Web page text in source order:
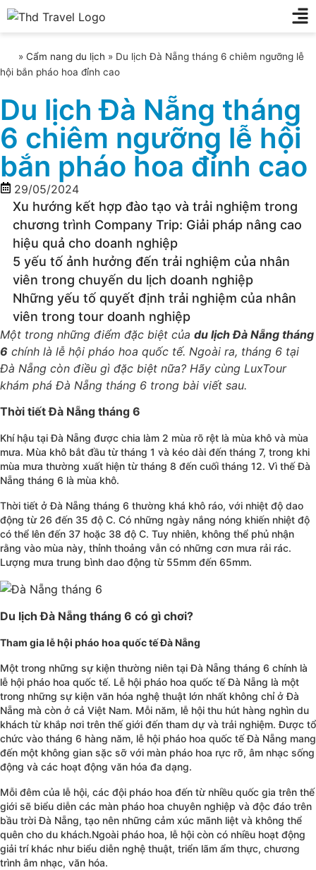
» Cẩm nang du lịch » Du lịch Đà Nẵng tháng 6 chiêm ngưỡng lễ
hội bắn pháo hoa đỉnh cao
Du lịch Đà Nẵng tháng
6 chiêm ngưỡng lễ hội
bắn pháo hoa đỉnh cao
29/05/2024
Xu hướng kết hợp đào tạo và trải nghiệm trong
chương trình Company Trip: Giải pháp nâng cao
hiệu quả cho doanh nghiệp
5 yếu tố ảnh hưởng đến trải nghiệm của nhân
viên trong chuyến du lịch doanh nghiệp
Những yếu tố quyết định trải nghiệm của nhân
viên trong tour doanh nghiệp
Một trong những điểm đặc biệt của du lịch Đà Nẵng tháng
6 chính là lễ hội pháo hoa quốc tế. Ngoài ra, tháng 6 tại
Đà Nẵng còn điều gì đặc biệt nữa? Hãy cùng LuxTour
khám phá Đà Nẵng tháng 6 trong bài viết sau.
Thời tiết Đà Nẵng tháng 6
Khí hậu tại Đà Nẵng được chia làm 2 mùa rõ rệt là mùa khô và mùa
mưa. Mùa khô bắt đầu từ tháng 1 và kéo dài đến tháng 7, trong khi
mùa mưa thường xuất hiện từ tháng 8 đến cuối tháng 12. Vì thế Đà
Nẵng tháng 6 là mùa khô.
Thời tiết ở Đà Nẵng tháng 6 thường khá khô ráo, với nhiệt độ dao
động từ 26 đến 35 độ C. Có những ngày nắng nóng khiến nhiệt độ
có thể lên đến 37 hoặc 38 độ C. Tuy nhiên, không thể phủ nhận
rằng vào mùa này, thỉnh thoảng vẫn có những cơn mưa rải rác.
Lượng mưa trung bình dao động từ 55mm đến 65mm.
Du lịch Đà Nẵng tháng 6 có gì chơi?
Tham gia lễ hội pháo hoa quốc tế Đà Nẵng
Một trong những sự kiện thường niên tại Đà Nẵng tháng 6 chính là
lễ hội pháo hoa quốc tế. Lễ hội pháo hoa quốc tế Đà Nẵng là một
trong những sự kiện văn hóa nghệ thuật lớn nhất không chỉ ở Đà
Nẵng mà còn ở cả Việt Nam. Mỗi năm, lễ hội thu hút hàng nghìn du
khách từ khắp nơi trên thế giới đến tham dự và trải nghiệm. Được tổ
chức vào tháng 6 hàng năm, lễ hội pháo hoa quốc tế Đà Nẵng mang
đến một không gian sặc sỡ với màn pháo hoa rực rỡ, âm nhạc sống
động và các hoạt động văn hóa đa dạng.
Mỗi đêm của lễ hội, các đội pháo hoa đến từ nhiều quốc gia trên thế
giới sẽ biểu diễn các màn pháo hoa chuyên nghiệp và độc đáo trên
bầu trời Đà Nẵng, tạo nên những cảm xúc mãnh liệt và không thể
quên cho du khách.Ngoài pháo hoa, lễ hội còn có nhiều hoạt động
giải trí khác như biểu diễn nghệ thuật, triển lãm ẩm thực, chương
trình âm nhạc, văn hóa.